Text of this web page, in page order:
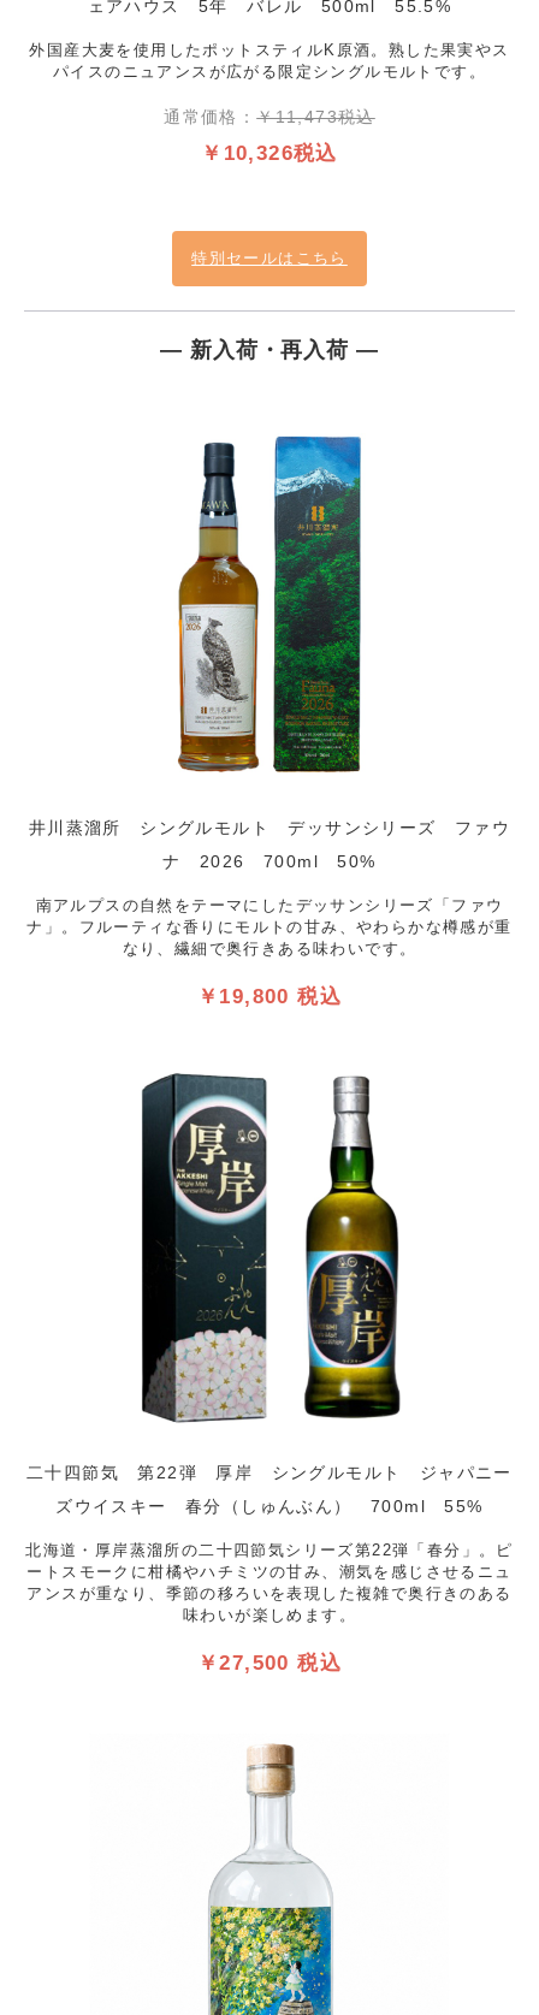
ェアハウス 5年 バレル 500ml 55.5%
外国産大麦を使用したポットスティルK原酒。熟した果実やス
パイスのニュアンスが広がる限定シングルモルトです。
通常価格：￥11,473税込
￥10,326税込
特別セールはこちら
― 新入荷・再入荷 ―
井川蒸溜所 シングルモルト デッサンシリーズ ファウ
ナ 2026 700ml 50%
南アルプスの自然をテーマにしたデッサンシリーズ「ファウ
ナ」。フルーティな香りにモルトの甘み、やわらかな樽感が重
なり、繊細で奥行きある味わいです。
￥19,800 税込
二十四節気 第22弾 厚岸 シングルモルト ジャパニー
ズウイスキー 春分（しゅんぶん） 700ml 55%
北海道・厚岸蒸溜所の二十四節気シリーズ第22弾「春分」。ピ
ートスモークに柑橘やハチミツの甘み、潮気を感じさせるニュ
アンスが重なり、季節の移ろいを表現した複雑で奥行きのある
味わいが楽しめます。
￥27,500 税込